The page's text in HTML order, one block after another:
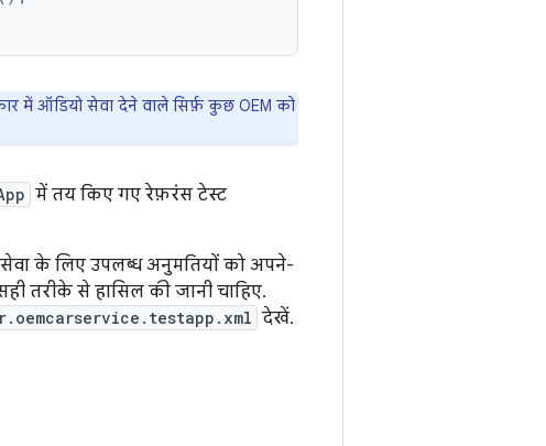
में ऑडियो सेवा देने वाले सिर्फ़ कुछ OEM को
में तय किए गए रेफ़रंस टेस्ट
के लिए उपलब्ध अनुमतियों को अपने-
तरीके से हासिल की जानी चाहिए.
देखें.